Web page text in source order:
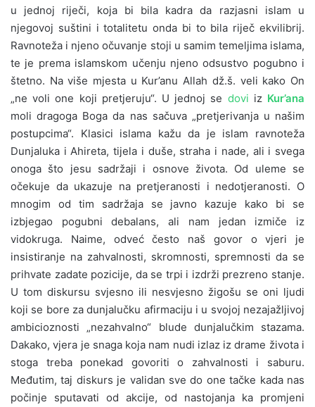
u jednoj riječi, koja bi bila kadra da razjasni islam u
njegovoj suštini i totalitetu onda bi to bila riječ ekvilibrij.
Ravnoteža i njeno očuvanje stoji u samim temeljima islama,
te je prema islamskom učenju njeno odsustvo pogubno i
štetno. Na više mjesta u Kur’anu Allah dž.š. veli kako On
„ne voli one koji pretjeruju“. U jednoj se dovi iz Kur’ana
moli dragoga Boga da nas sačuva „pretjerivanja u našim
postupcima“. Klasici islama kažu da je islam ravnoteža
Dunjaluka i Ahireta, tijela i duše, straha i nade, ali i svega
onoga što jesu sadržaji i osnove života. Od uleme se
očekuje da ukazuje na pretjeranosti i nedotjeranosti. O
mnogim od tim sadržaja se javno kazuje kako bi se
izbjegao pogubni debalans, ali nam jedan izmiče iz
vidokruga. Naime, odveć često naš govor o vjeri je
insistiranje na zahvalnosti, skromnosti, spremnosti da se
prihvate zadate pozicije, da se trpi i izdrži prezreno stanje.
U tom diskursu svjesno ili nesvjesno žigošu se oni ljudi
koji se bore za dunjalučku afirmaciju i u svojoj nezajažljivoj
ambicioznosti „nezahvalno“ blude dunjalučkim stazama.
Dakako, vjera je snaga koja nam nudi izlaz iz drame života i
stoga treba ponekad govoriti o zahvalnosti i saburu.
Međutim, taj diskurs je validan sve do one tačke kada nas
počinje sputavati od akcije, od nastojanja ka promjeni